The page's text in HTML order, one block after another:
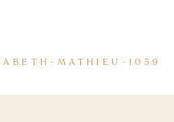
MATHIEU-1059